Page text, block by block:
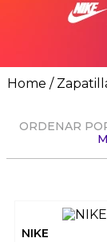
ORDENAR
NIKE